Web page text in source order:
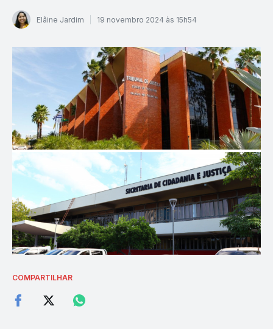
Elâine Jardim 19 novembro 2024 às 15h54
COMPARTILHAR